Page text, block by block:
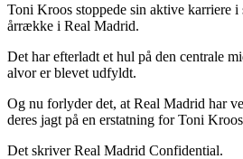
Toni Kroos stoppede sin aktive karriere i
årrække i Real Madrid.
Det har efterladt et hul på den centrale
alvor er blevet udfyldt.
Og nu forlyder det, at Real Madrid har
deres jagt på en erstatning for Toni
Det skriver Real Madrid Confidential.